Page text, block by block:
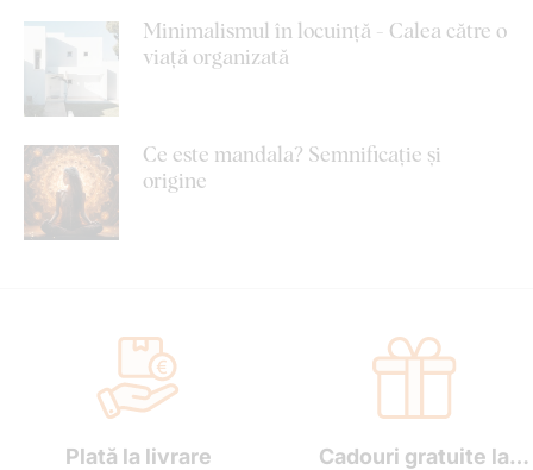
Minimalismul în locuință - Calea către o
viață organizată
Ce este mandala? Semnificație și
origine
Plată la livrare
Cadouri gratuite la